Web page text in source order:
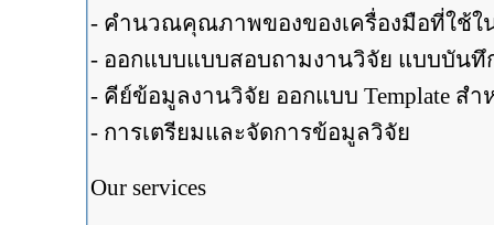
- คำนวณคุณภาพของของเครื่องมือที่ใช้ใ
- ออกแบบแบบสอบถามงานวิจัย แบบบัน
- คีย์ข้อมูลงานวิจัย ออกแบบ Template ส
- การเตรียมและจัดการข้อมูลวิจัย
Our services